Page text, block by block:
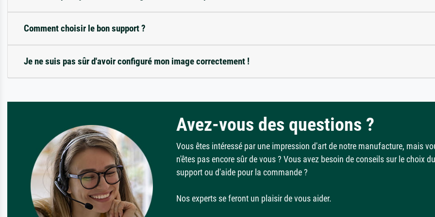
Comment choisir le bon support ?
Je ne suis pas sûr d'avoir configuré mon image correctement !
Avez-vous des questions ?
Vous êtes intéressé par une impression d'art de notre manufacture, mais
n'êtes pas encore sûr de vous ? Vous avez besoin de conseils sur le choix du
support ou d'aide pour la commande ?
Nos experts se feront un plaisir de vous aider.